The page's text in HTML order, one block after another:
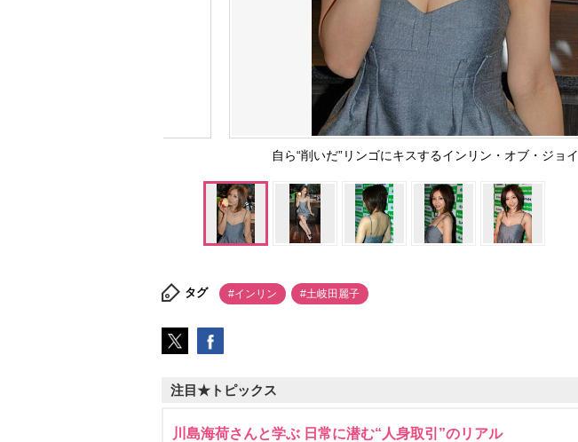
自ら“削いだ”リンゴにキスするインリン・オブ・ジョ
タグ #インリン #土岐田麗子
注目★トピックス
川島海荷さんと学ぶ 日常に潜む“人身取引”のリアル